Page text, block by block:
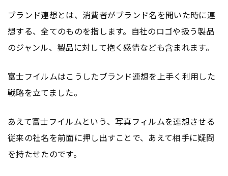
ブランド連想とは、消費者がブランド名を聞いた時に連
想する、全てのものを指します。自社のロゴや扱う製品
のジャンル、製品に対して抱く感情なども含まれます。
富士フイルムはこうしたブランド連想を上手く利用した
戦略を立てました。
あえて富士フイルムという、写真フィルムを連想させる
従来の社名を前面に押し出すことで、あえて相手に疑問
を持たせたのです。